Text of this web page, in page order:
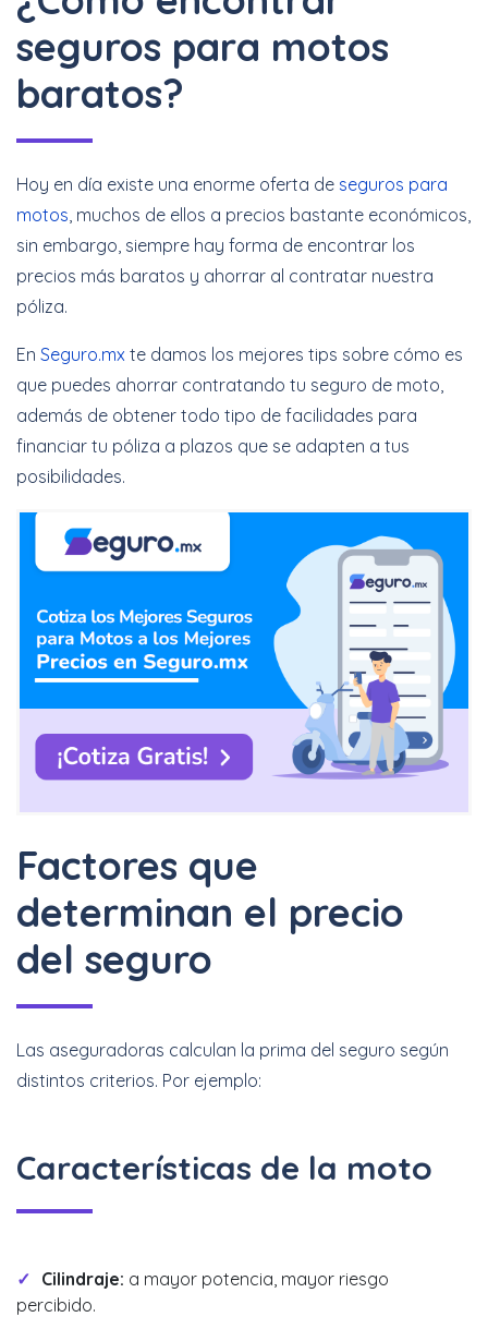
seguros para motos
baratos?
Hoy en día existe una enorme oferta de seguros para
motos, muchos de ellos a precios bastante económicos,
sin embargo, siempre hay forma de encontrar los
precios más baratos y ahorrar al contratar nuestra
póliza.
En Seguro.mx te damos los mejores tips sobre cómo es
que puedes ahorrar contratando tu seguro de moto,
además de obtener todo tipo de facilidades para
financiar tu póliza a plazos que se adapten a tus
posibilidades.
Factores que
determinan el precio
del seguro
Las aseguradoras calculan la prima del seguro según
distintos criterios. Por ejemplo:
Características de la moto
Cilindraje: a mayor potencia, mayor riesgo
percibido.